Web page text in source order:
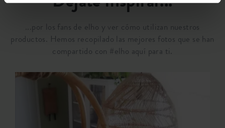
...por los fans de elho y ver cómo utilizan nuestros
productos. Hemos recopilado las mejores fotos que se han
compartido con #elho aquí para ti.